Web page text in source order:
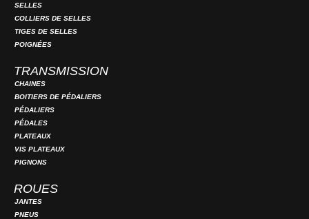
SELLES
COLLIERS DE SELLES
TIGES DE SELLES
POIGNÉES
TRANSMISSION
CHAINES
BOITIERS DE PÉDALIERS
PÉDALIERS
PÉDALES
PLATEAUX
VIS PLATEAUX
PIGNONS
ROUES
JANTES
PNEUS